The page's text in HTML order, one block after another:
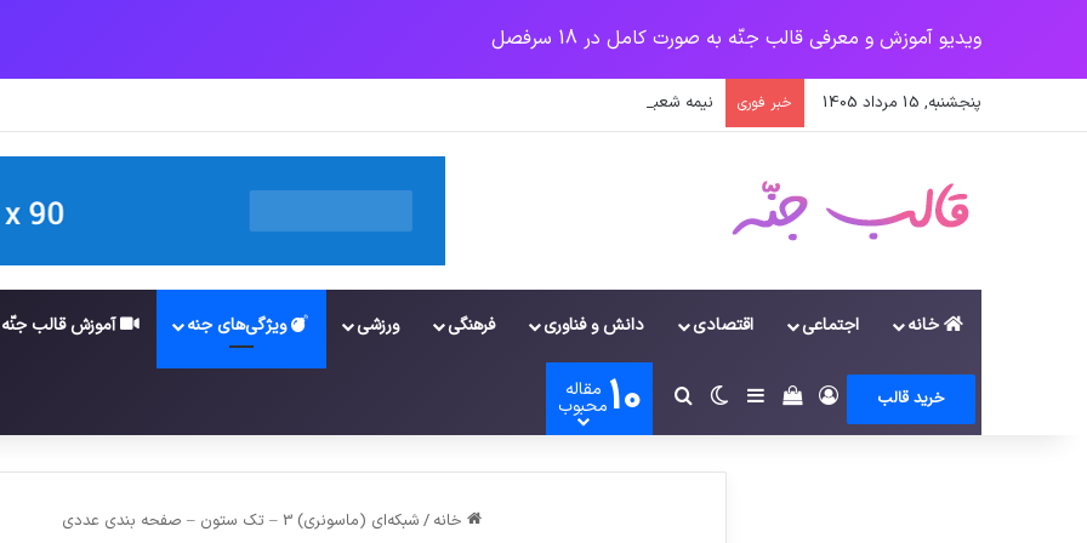
ویدیو آموزش و معرفی قالب جنّه به صورت کامل در 18 سرفصل
پنجشنبه, 15 مرداد 1405 خبر فوری نیمه شعبان، ولادت حضرت مهدی (عج)
خانه اجتماعی اقتصادی دانش و فناوری فرهنگی ورزشی ویژگی‌های جنه آموزش قالب جنّه
خرید قالب وروددیدن سبد خرید
سایدبارتغییر پوسته
جستجو برای
10 مقاله
محبوب
خانه / شبکه‌ای (ماسونری) 3 – تک ستون – صفحه بندی عددی